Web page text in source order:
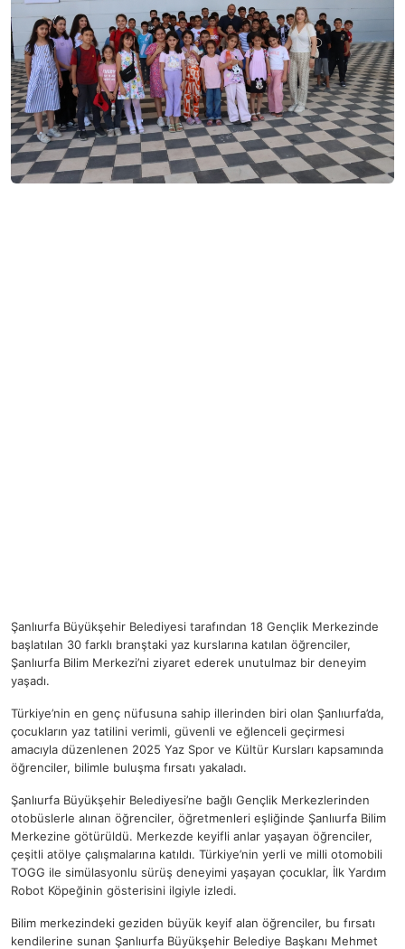
Şanlıurfa Büyükşehir Belediyesi tarafından 18 Gençlik Merkezinde
başlatılan 30 farklı branştaki yaz kurslarına katılan öğrenciler,
Şanlıurfa Bilim Merkezi’ni ziyaret ederek unutulmaz bir deneyim
yaşadı.
Türkiye’nin en genç nüfusuna sahip illerinden biri olan Şanlıurfa’da,
çocukların yaz tatilini verimli, güvenli ve eğlenceli geçirmesi
amacıyla düzenlenen 2025 Yaz Spor ve Kültür Kursları kapsamında
öğrenciler, bilimle buluşma fırsatı yakaladı.
Şanlıurfa Büyükşehir Belediyesi’ne bağlı Gençlik Merkezlerinden
otobüslerle alınan öğrenciler, öğretmenleri eşliğinde Şanlıurfa Bilim
Merkezine götürüldü. Merkezde keyifli anlar yaşayan öğrenciler,
çeşitli atölye çalışmalarına katıldı. Türkiye’nin yerli ve milli otomobili
TOGG ile simülasyonlu sürüş deneyimi yaşayan çocuklar, İlk Yardım
Robot Köpeğinin gösterisini ilgiyle izledi.
Bilim merkezindeki geziden büyük keyif alan öğrenciler, bu fırsatı
kendilerine sunan Şanlıurfa Büyükşehir Belediye Başkanı Mehmet